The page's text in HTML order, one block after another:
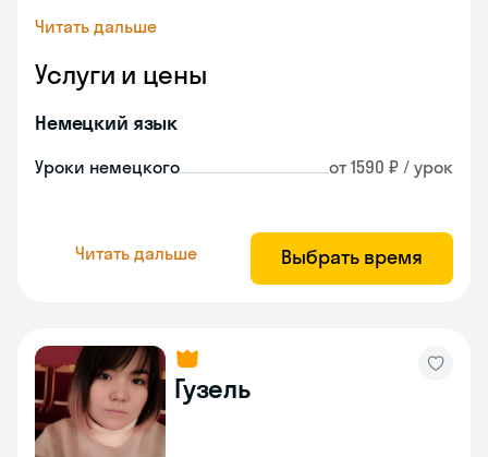
Читать дальше
Услуги и цены
Немецкий язык
Уроки немецкого от 1590 ₽ / урок
Читать дальше Выбрать время
Гузель